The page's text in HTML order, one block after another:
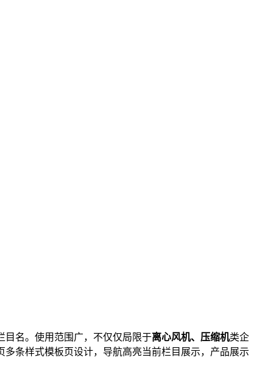
目名。使用范围广，不仅仅局限于离心风机、压缩机类企
条样式模板页设计，导航高亮当前栏目展示，产品展示